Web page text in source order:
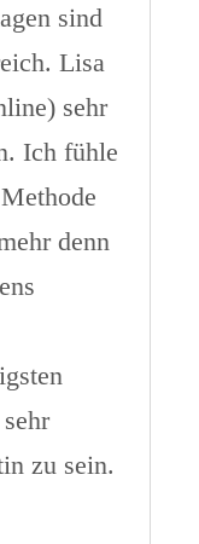
sind
Lisa
sehr
Ich fühle
denn
zu sein.